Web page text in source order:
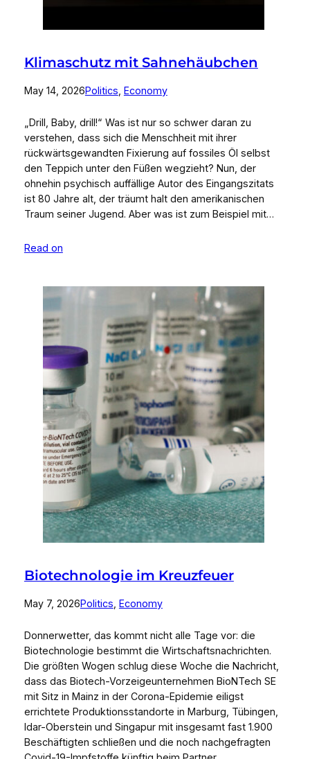
Klimaschutz mit Sahnehäubchen
May 14, 2026Politics Economy
„Drill, Baby, drill!“ Was ist nur so schwer daran zu
verstehen, dass sich die Menschheit mit ihrer
rückwärtsgewandten Fixierung auf fossiles Öl selbst
den Teppich unter den Füßen wegzieht? Nun, der
ohnehin psychisch auffällige Autor des Eingangszitats
ist 80 Jahre alt, der träumt halt den amerikanischen
Traum seiner Jugend. Aber was ist zum Beispiel mit…
Read on
Biotechnologie im Kreuzfeuer
May 7, 2026Politics Economy
Donnerwetter, das kommt nicht alle Tage vor: die
Biotechnologie bestimmt die Wirtschaftsnachrichten.
Die größten Wogen schlug diese Woche die Nachricht,
dass das Biotech-Vorzeigeunternehmen BioNTech SE
mit Sitz in Mainz in der Corona-Epidemie eiligst
errichtete Produktionsstandorte in Marburg, Tübingen,
Idar-Oberstein und Singapur mit insgesamt fast 1.900
Beschäftigten schließen und die noch nachgefragten